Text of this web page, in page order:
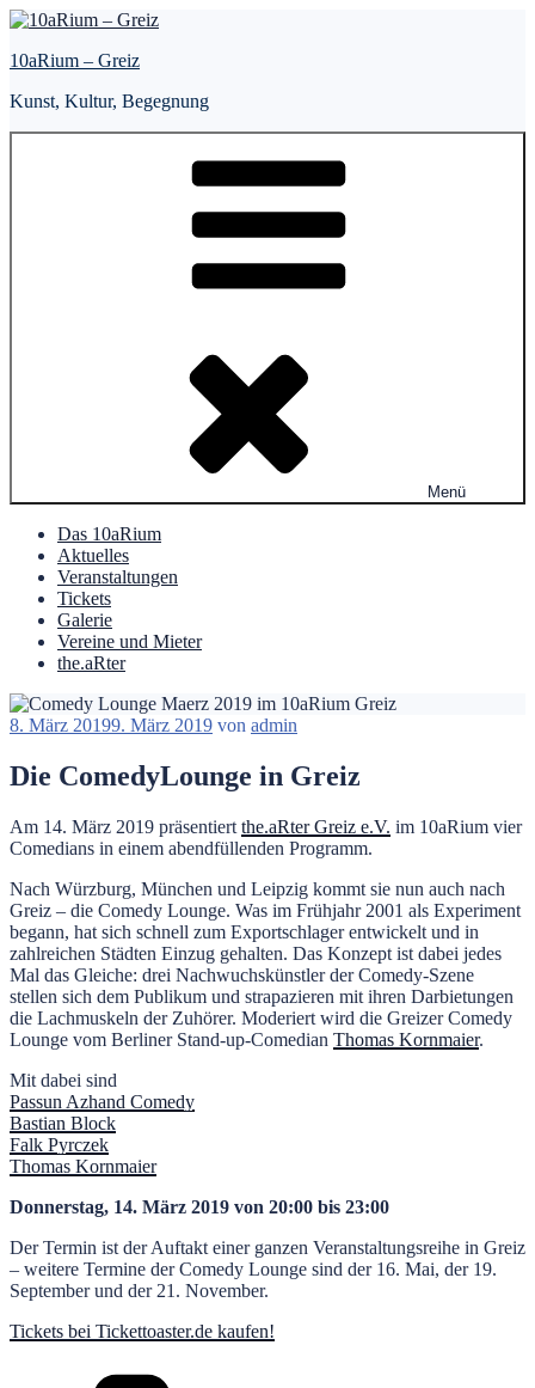
Zum
springen
10aRium – Greiz
Kunst, Kultur, Begegnung
Menü
Das 10aRium
Aktuelles
Veranstaltungen
Tickets
Galerie
Vereine und Mieter
the.aRter
Veröffentlicht
8. März 20199. März 2019 von admin
Die ComedyLounge in Greiz
Am 14. März 2019 präsentiert the.aRter Greiz e.V. im 10aRium vier
Comedians in einem abendfüllenden Programm.
Nach Würzburg, München und Leipzig kommt sie nun auch nach
Greiz – die Comedy Lounge. Was im Frühjahr 2001 als Experiment
begann, hat sich schnell zum Exportschlager entwickelt und in
zahlreichen Städten Einzug gehalten. Das Konzept ist dabei jedes
Mal das Gleiche: drei Nachwuchskünstler der Comedy-Szene
stellen sich dem Publikum und strapazieren mit ihren Darbietungen
die Lachmuskeln der Zuhörer. Moderiert wird die Greizer Comedy
Lounge vom Berliner Stand-up-Comedian Thomas Kornmaier.
Mit dabei sind
Passun Azhand Comedy
Bastian Block
Falk Pyrczek
Thomas Kornmaier
Donnerstag, 14. März 2019 von 20:00 bis 23:00
Der Termin ist der Auftakt einer ganzen Veranstaltungsreihe in Greiz
– weitere Termine der Comedy Lounge sind der 16. Mai, der 19.
September und der 21. November.
Tickets bei Tickettoaster.de kaufen!